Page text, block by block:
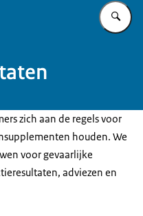
zich aan de regels voor
houden. We
voor gevaarlijke
adviezen en